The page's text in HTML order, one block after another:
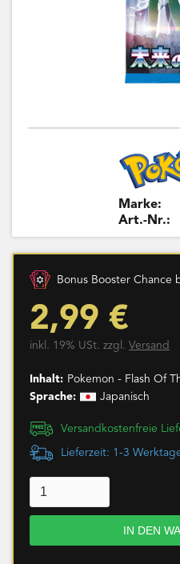
Marke:
Art.-Nr.:
Bonus Booster Chance
2,99 €
inkl. 19% USt. zzgl. Versand
Inhalt: Pokemon - Flash Of
Sprache:
Japanisch
Versandkostenfreie
Lieferzeit: 1-3